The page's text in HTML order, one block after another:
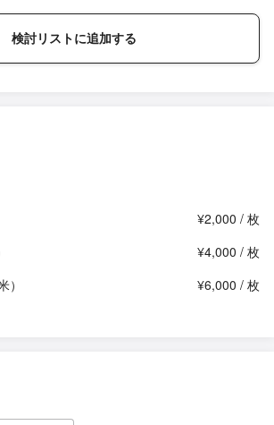
検討リストに追加する
¥2,000 / 枚
¥4,000 / 枚
¥6,000 / 枚